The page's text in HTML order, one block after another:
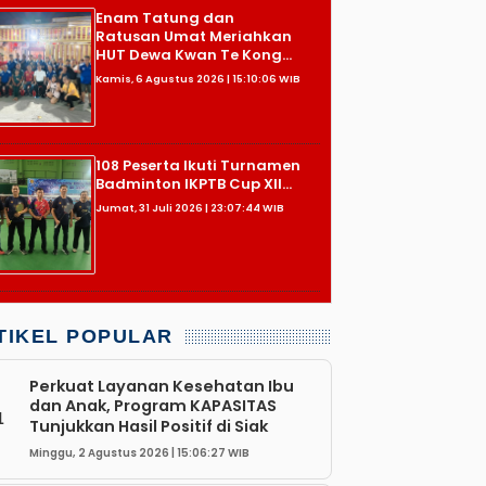
Enam Tatung dan
Ratusan Umat Meriahkan
HUT Dewa Kwan Te Kong...
Kamis, 6 Agustus 2026 | 15:10:06 WIB
108 Peserta Ikuti Turnamen
Badminton IKPTB Cup XII...
Jumat, 31 Juli 2026 | 23:07:44 WIB
POPULAR
Perkuat Layanan Kesehatan Ibu
dan Anak, Program KAPASITAS
Tunjukkan Hasil Positif di Siak
Minggu, 2 Agustus 2026 | 15:06:27 WIB